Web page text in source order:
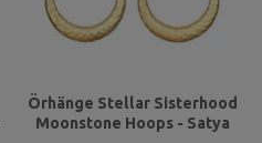
Örhänge Stellar Sisterhood
Moonstone Hoops - Satya